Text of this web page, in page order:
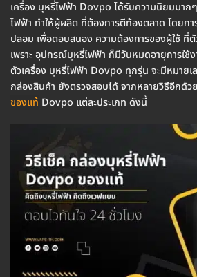
เครื่อง บุหรี่ไฟฟ้า Dovpo ได้รับความนิยมมาก
ไฟฟ้า ทำให้ผู้ผลิต ที่ต้องการตีท้องตลาด โดยก
ปลอม เพื่อตอบสนอง ความต้องการของผู้ใช้ ที่ตั
เพราะ อุปกรณ์บุหรี่ไฟฟ้า ก็มีวันหมดอายุการใช้
ตัวเครื่อง บุหรี่ไฟฟ้า Dovpo ทุกรุ่น จะมีหมายเ
กล่องสินค้า ยังตรวจสอบได้ จากหลายวิธีอีกด้ว
ของแท้ Dovpo แต่ละประเภท ดังนี้